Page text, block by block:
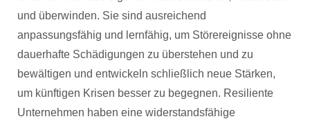
und überwinden. Sie sind ausreichend
anpassungsfähig und lernfähig, um Störereignisse ohne
dauerhafte Schädigungen zu überstehen und zu
bewältigen und entwickeln schließlich neue Stärken,
um künftigen Krisen besser zu begegnen. Resiliente
Unternehmen haben eine widerstandsfähige